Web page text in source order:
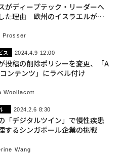
がディープテック・リーダーへ
た理由 欧州のイスラエルが築
Prosser
ス 2024.4.9 12:00
投稿の削除ポリシーを変更、「A
ンテンツ」にラベル付け
Woollacott
2024.2.6 8:30
「デジタルツイン」で慢性疾患
するシンガポール企業の挑戦
Wang